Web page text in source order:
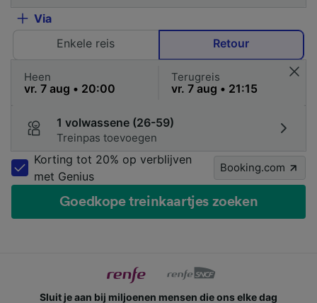
Via
Enkele reis
Retour
Heen Terugreis
1 volwassene (26-59)
Treinpas toevoegen
Korting tot 20% op verblijven
met Genius
Booking.com
Goedkope treinkaartjes zoeken
Sluit je aan bij miljoenen mensen die ons elke dag